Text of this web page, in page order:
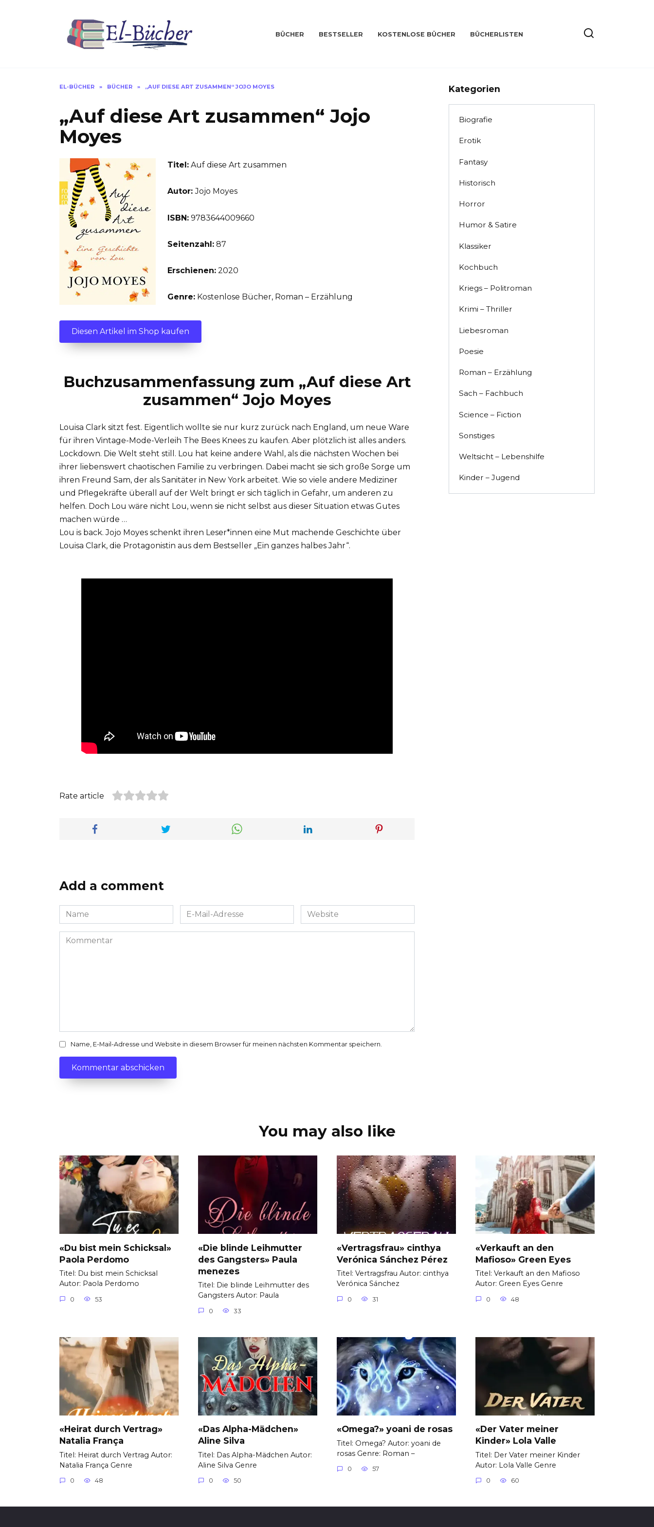
BÜCHER BESTSELLER KOSTENLOSE BÜCHER BÜCHERLISTEN
EL-BÜCHER » BÜCHER » „AUF DIESE ART ZUSAMMEN“ JOJO MOYES
„Auf diese Art zusammen“ Jojo
Moyes
Titel: Auf diese Art zusammen
Autor:Jojo Moyes
ISBN: 9783644009660
Seitenzahl: 87
Erschienen: 2020
Genre: Kostenlose Bücher, Roman – Erzählung
Diesen Artikel im Shop kaufen
Buchzusammenfassung zum „Auf diese Art
zusammen“ Jojo Moyes
Louisa Clark sitzt fest. Eigentlich wollte sie nur kurz zurück nach England, um neue Ware
für ihren Vintage-Mode-Verleih The Bees Knees zu kaufen. Aber plötzlich ist alles anders.
Lockdown. Die Welt steht still. Lou hat keine andere Wahl, als die nächsten Wochen bei
ihrer liebenswert chaotischen Familie zu verbringen. Dabei macht sie sich große Sorge um
ihren Freund Sam, der als Sanitäter in New York arbeitet. Wie so viele andere Mediziner
und Pflegekräfte überall auf der Welt bringt er sich täglich in Gefahr, um anderen zu
helfen. Doch Lou wäre nicht Lou, wenn sie nicht selbst aus dieser Situation etwas Gutes
machen würde …
Lou is back. Jojo Moyes schenkt ihren Leser*innen eine Mut machende Geschichte über
Louisa Clark, die Protagonistin aus dem Bestseller „Ein ganzes halbes Jahr“.
Rate article
Add a comment
Name
*
E-
Mail-
Adresse
Website
Kommentar
Name, E-Mail-Adresse und Website in diesem Browser für meinen nächsten Kommentar speichern.
Kategorien
Biografie
Erotik
Fantasy
Historisch
Horror
Humor & Satire
Klassiker
Kochbuch
Kriegs – Politroman
Krimi – Thriller
Liebesroman
Poesie
Roman – Erzählung
Sach – Fachbuch
Science – Fiction
Sonstiges
Weltsicht – Lebenshilfe
Kinder – Jugend
You may also like
«Du bist mein Schicksal»
Paola Perdomo
Titel: Du bist mein Schicksal
Autor: Paola Perdomo
0 53
«Die blinde Leihmutter
des Gangsters» Paula
menezes
Titel: Die blinde Leihmutter des
Gangsters Autor: Paula
0 33
«Vertragsfrau» cinthya
Verónica Sánchez Pérez
Titel: Vertragsfrau Autor: cinthya
Verónica Sánchez
0 31
«Verkauft an den
Mafioso» Green Eyes
Titel: Verkauft an den Mafioso
Autor: Green Eyes Genre
0 48
«Heirat durch Vertrag»
Natalia França
Titel: Heirat durch Vertrag Autor:
Natalia França Genre
0 48
«Das Alpha-Mädchen»
Aline Silva
Titel: Das Alpha-Mädchen Autor:
Aline Silva Genre
0 50
«Omega?» yoani de rosas
Titel: Omega? Autor: yoani de
rosas Genre: Roman –
0 57
«Der Vater meiner
Kinder» Lola Valle
Titel: Der Vater meiner Kinder
Autor: Lola Valle Genre
0 60